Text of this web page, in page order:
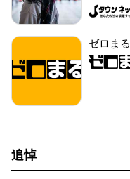
ゼロまる
追悼